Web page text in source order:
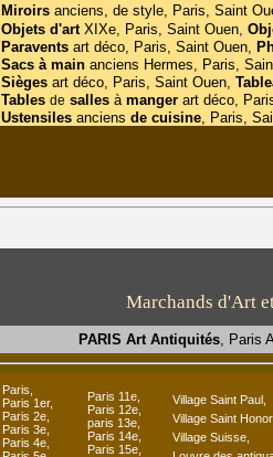
Miroirs anciens, de style, Paris, Saint
Objets d'art XIXe, Paris, Saint Ouen,
Paravents art déco, Paris, Saint Ouen,
Sacs à mainanciens Hermes, Paris,
Sièges art déco, Paris, Saint Ouen,
Tables de salles àmanger art déco,
Ustensiles anciens de cuisine, Paris,
Marchands d'Art
PARIS Art Antiquités, Paris
Paris,
Paris 1er,
Paris 2e,
Paris 3e,
Paris 4e,
Paris 11e,
Paris 12e,
paris 13e,
Paris 14e,
Paris 15e,
Village Saint Paul,
Village Saint
Village Suisse,